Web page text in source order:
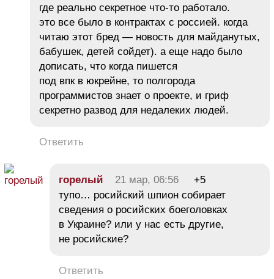
где реально секретное что-то работало.
это все было в контрактах с россией. когда
читаю этот бред — новость для майданутых,
бабушек, детей сойдет). а еще надо было
дописать, что когда пишется
под впк в юкрейне, то полгорода
программистов знает о проекте, и гриф
секретно развод для недалеких людей.
Ответить
горелый 21 мар, 06:56
+5
тупо… росийский шпион собирает
сведения о росийских боеголовках
в Украине? или у нас есть другие,
не росийские?
Ответить